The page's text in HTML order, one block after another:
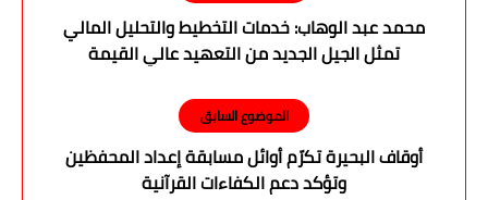
محمد عبد الوهاب: خدمات التخطيط والتحليل المالي
تمثل الجيل الجديد من التعهيد عالي القيمة
الموضوع السابق
أوقاف البحيرة تكرّم أوائل مسابقة إعداد المحفظين
وتؤكد دعم الكفاءات القرآنية